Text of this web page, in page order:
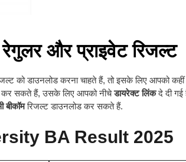
और प्राइवेट रिजल्ट
को डाउनलोड करना चाहते हैं, तो इसके लिए आपको
कर सकते हैं, उसके लिए आपको नीचेडायरेक्ट लिंकदे दी गई
बीकॉमरिजल्ट डाउनलोड कर सकते हैं.
BA Result 2025